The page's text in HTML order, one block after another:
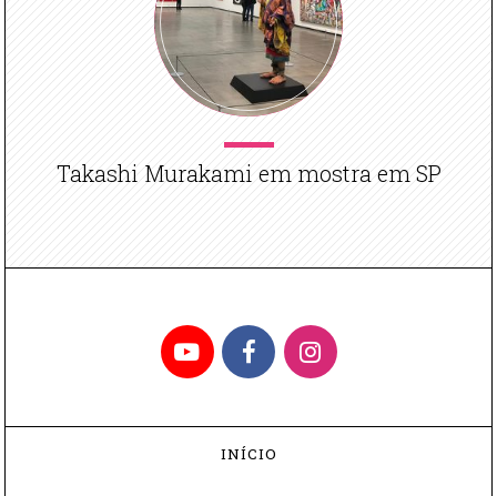
Takashi Murakami em mostra em SP
YouTubeFacebookInstagram
INÍCIO